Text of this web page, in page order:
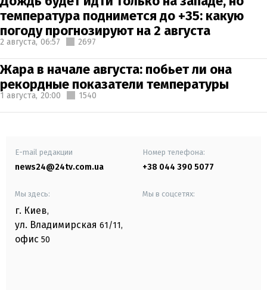
температура поднимется до +35: какую
погоду прогнозируют на 2 августа
2 августа, 06:57 2697
Жара в начале августа: побьет ли она
рекордные показатели температуры
1 августа, 20:00 1540
E-mail редакции
news24@24tv.com.ua
Номер телефона:
+38 044 390 5077
Мы здесь:
г. Киев,
ул. Владимирская 61/11,
офис 50
Мы в соцсетях: